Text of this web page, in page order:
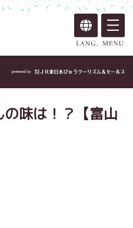
味は！？【富山